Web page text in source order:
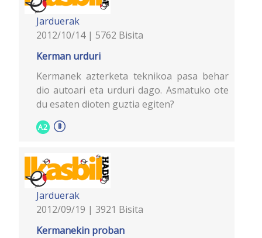
Jarduerak
2012/10/14 | 5762 Bisita
Kerman urduri
Kermanek azterketa teknikoa pasa behar
dio autoari eta urduri dago. Asmatuko ote
du esaten dioten guztia egiten?
A2
Jarduerak
2012/09/19 | 3921 Bisita
Kermanekin proban